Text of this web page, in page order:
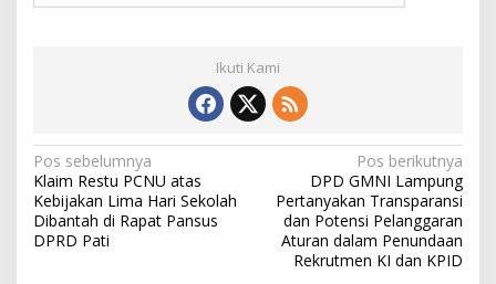
Ikuti Kami
N
a
v
i
Pos sebelumnya
Klaim Restu PCNU atas
Kebijakan Lima Hari Sekolah
Dibantah di Rapat Pansus
DPRD Pati
Pos berikutnya
DPD GMNI Lampung
Pertanyakan Transparansi
dan Potensi Pelanggaran
Aturan dalam Penundaan
Rekrutmen KI dan KPID